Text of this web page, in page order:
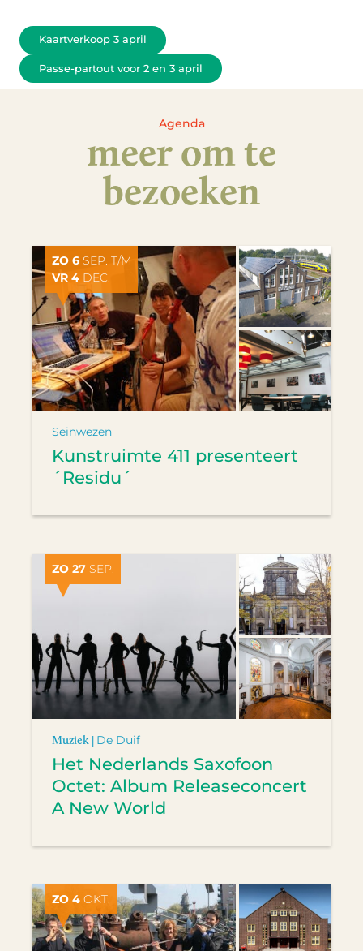
Kaartverkoop 3 april
Passe-partout voor 2 en 3 april
Agenda
meer om te
bezoeken
ZO 6 SEP. T/M
VR 4 DEC.
Seinwezen
Kunstruimte 411 presenteert
´Residu´
ZO 27 SEP.
Muziek | De Duif
Het Nederlands Saxofoon
Octet: Album Releaseconcert
A New World
ZO 4 OKT.